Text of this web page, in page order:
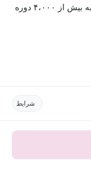
با خرید اشتراک مکتب‌پلاس، علاوه بر این دوره، به بیش از ۴،۰۰۰ دوره
شرایط